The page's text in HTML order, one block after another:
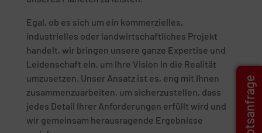
Egal, ob es sich um ein kommerzielles,
industrielles oder landwirtschaftliches Projekt
handelt, wir bringen unsere ganze Expertise und
Leidenschaft ein, um Ihre Vision in die Realität
umzusetzen. Unser Ansatz ist es, eng mit Ihnen
zusammenzuarbeiten, um sicherzustellen, dass
jedes Detail Ihrer Anforderungen erfüllt wird und
wir gemeinsam herausragende Ergebnisse